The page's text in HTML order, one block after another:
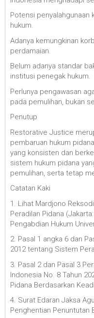
Potensi penyalahgunaan
hukum.
Adanya kemungkinan
perdamaian.
Belum adanya standar
institusi penegak hukum.
Perlunya pengawasan
pada pemulihan, bukan
Penutup
Restorative Justice
pembaruan hukum
yang konsisten dan
sistem hukum pidana
pemulihan, serta tetap
Catatan Kaki
1. Lihat Mardjono
Peradilan Pidana
Pengabdian Hukum
2. Pasal 1 angka 6 dan
2012 tentang Sistem
3. Pasal 2 dan Pasal 3
Indonesia No. 8 Tahun
Pidana Berdasarkan
4. Surat Edaran Jaksa
Penghentian Penuntutan